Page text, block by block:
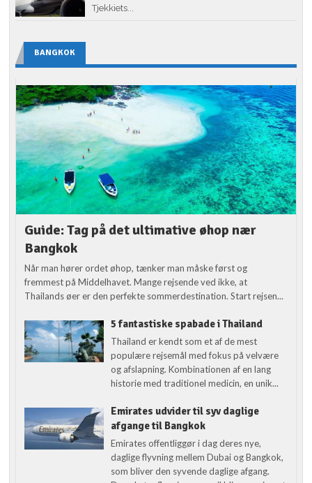
Tjekkiets...
BANGKOK
Guide: Tag på det ultimative øhop nær
Bangkok
Når man hører ordet øhop, tænker man måske først og
fremmest på Middelhavet. Mange rejsende ved ikke, at
Thailands øer er den perfekte sommerdestination. Start rejsen...
5 fantastiske spabade i Thailand
Thailand er kendt som et af de mest
populære rejsemål med fokus på velvære
og afslapning. Kombinationen af en lang
historie med traditionel medicin, en unik...
Emirates udvider til syv daglige
afgange til Bangkok
Emirates offentliggør i dag deres nye,
daglige flyvning mellem Dubai og Bangkok,
som bliver den syvende daglige afgang.